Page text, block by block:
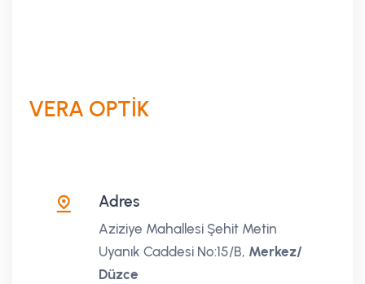
VERA OPTİK
Adres
Aziziye Mahallesi Şehit Metin
Uyanık Caddesi No:15/B, Merkez/
Düzce